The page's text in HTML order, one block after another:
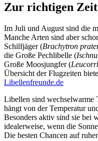
Zur richtigen
Im Juli und August sind die
Manche Arten sind aber
Schilfjäger (Brachytron
die Große Pechlibelle (
Große Moosjungfer (
Übersicht der Flugzeiten
Libellenfreunde.de
Libellen sind wechselwarme
hängt von der Temperatur
Besonders aktiv sind sie bei
idealerweise, wenn die
Die besten Chancen auf